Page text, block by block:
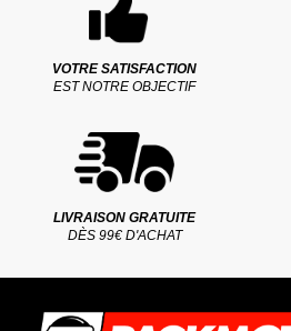
VOTRE SATISFACTION
EST NOTRE OBJECTIF
LIVRAISON GRATUITE
DÈS 99€ D'ACHAT